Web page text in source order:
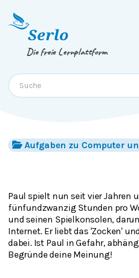
Springe zum
Die freie Lernplattform
Aufgaben zu Computer
Paul spielt nun seit vier Jahren
fünfundzwanzig Stunden pro
und seinen Spielkonsolen,
Internet. Er liebt das 'Zocken'
dabei. Ist Paul in Gefahr,
Begründe deine Meinung!